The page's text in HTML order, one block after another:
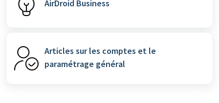
AirDroid Business
Articles sur les comptes et le
paramétrage général